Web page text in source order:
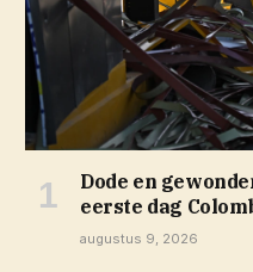
Dode en
eerste dag
augustus 9, 2026